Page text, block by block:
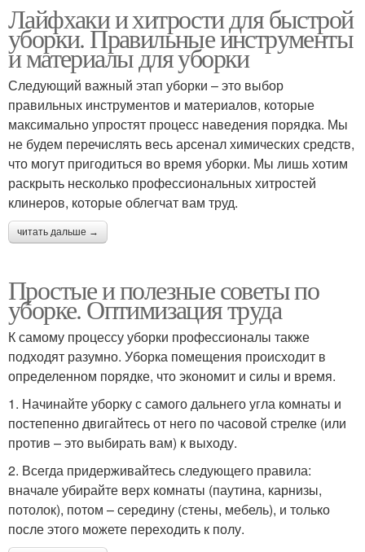
Лайфхаки по уборке Лайфхаки для уборки
Хитрости по уборке Уборка по частям
Советы по уборке
20 лайфхаки для
Генеральная уборка
Лайфхаки и хитрости для быстрой
уборки. Правильные инструменты
и материалы для уборки
Следующий важный этап уборки – это выбор
правильных инструментов и материалов, которые
максимально упростят процесс наведения порядка. Мы
не будем перечислять весь арсенал химических средств,
что могут пригодиться во время уборки. Мы лишь хотим
раскрыть несколько профессиональных хитростей
клинеров, которые облегчат вам труд.
читать дальше →
Простые и полезные советы по
уборке. Оптимизация труда
К самому процессу уборки профессионалы также
подходят разумно. Уборка помещения происходит в
определенном порядке, что экономит и силы и время.
1. Начинайте уборку с самого дальнего угла комнаты и
постепенно двигайтесь от него по часовой стрелке (или
против – это выбирать вам) к выходу.
2. Всегда придерживайтесь следующего правила:
вначале убирайте верх комнаты (паутина, карнизы,
потолок), потом – середину (стены, мебель), и только
после этого можете переходить к полу.